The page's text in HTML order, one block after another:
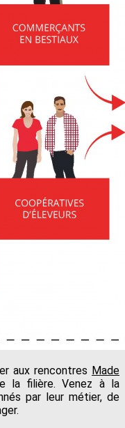
aux rencontres Made
la filière. Venez à la
par leur métier, de